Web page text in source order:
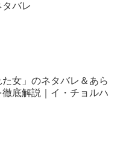
タバレ
女」のネタバレ＆あら
底解説｜イ・チョルハ